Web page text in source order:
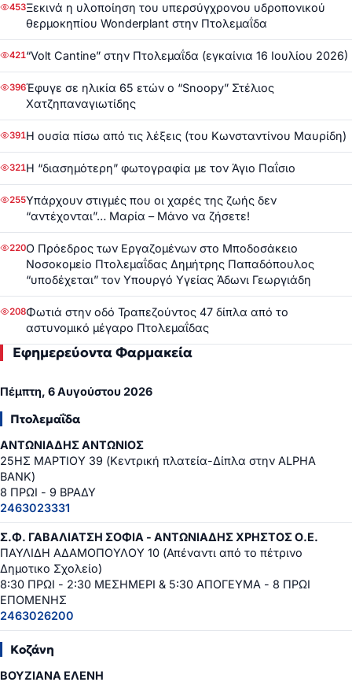
453Ξεκινά η υλοποίηση του υπερσύγχρονου υδροπονικού
θερμοκηπίου Wonderplant στην Πτολεμαΐδα
421“Volt Cantine” στην Πτολεμαΐδα (εγκαίνια 16 Ιουλίου 2026)
396Έφυγε σε ηλικία 65 ετών ο “Snoopy” Στέλιος
Χατζηπαναγιωτίδης
391Η ουσία πίσω από τις λέξεις (του Κωνσταντίνου Μαυρίδη)
321Η “διασημότερη” φωτογραφία με τον Άγιο Παΐσιο
255Υπάρχουν στιγμές που οι χαρές της ζωής δεν
“αντέχονται”… Μαρία – Μάνο να ζήσετε!
220Ο Πρόεδρος των Εργαζομένων στο Μποδοσάκειο
Νοσοκομείο Πτολεμαΐδας Δημήτρης Παπαδόπουλος
“υποδέχεται” τον Υπουργό Υγείας Άδωνι Γεωργιάδη
208Φωτιά στην οδό Τραπεζούντος 47 δίπλα από το
αστυνομικό μέγαρο Πτολεμαΐδας
Εφημερεύοντα Φαρμακεία
Πέμπτη, 6 Αυγούστου 2026
Πτολεμαΐδα
ΑΝΤΩΝΙΑΔΗΣ ΑΝΤΩΝΙΟΣ
25ΗΣ ΜΑΡΤΙΟΥ 39 (Κεντρική πλατεία-Δίπλα στην ALPHA
BANK)
8 ΠΡΩΙ - 9 ΒΡΑΔΥ
2463023331
Σ.Φ. ΓΑΒΑΛΙΑΤΣΗ ΣΟΦΙΑ - ΑΝΤΩΝΙΑΔΗΣ ΧΡΗΣΤΟΣ Ο.Ε.
ΠΑΥΛΙΔΗ ΑΔΑΜΟΠΟΥΛΟΥ 10 (Απέναντι από το πέτρινο
Δημοτικο Σχολείο)
8:30 ΠΡΩΙ - 2:30 ΜΕΣΗΜΕΡΙ & 5:30 ΑΠΟΓΕΥΜΑ - 8 ΠΡΩΙ
ΕΠΟΜΕΝΗΣ
2463026200
Κοζάνη
ΒΟΥΖΙΑΝΑ ΕΛΕΝΗ